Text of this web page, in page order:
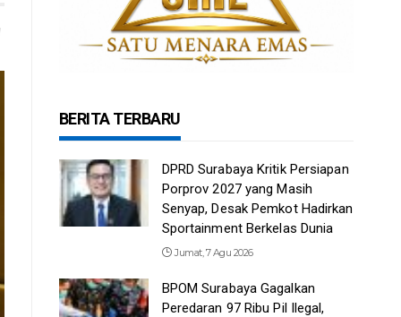
BERITA TERBARU
DPRD Surabaya Kritik Persiapan
Porprov 2027 yang Masih
Senyap, Desak Pemkot Hadirkan
Sportainment Berkelas Dunia
Jumat, 7 Agu 2026
BPOM Surabaya Gagalkan
Peredaran 97 Ribu Pil Ilegal,